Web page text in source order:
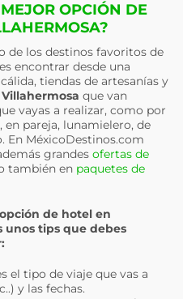
OPCIÓN DE
de los destinos favoritos de
encontrar desde una
tiendas de artesanías y
Villahermosa que van
vayas a realizar, como por
pareja, lunamielero, de
MéxicoDestinos.com
grandes ofertas de
también en paquetes de
de hotel en
unos tips que debes
el tipo de viaje que vas a
y las fechas.